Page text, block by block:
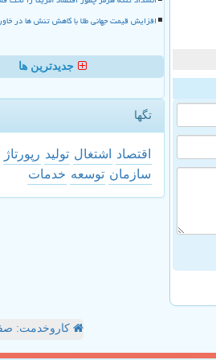
افزایش قیمت جهانی طلا با کاهش تنش ها در
جدیدترین ها
تگها
اقتصاد اشتغال تولید رپورتاژ
سازمان توسعه خدمات
کاروخدمت: